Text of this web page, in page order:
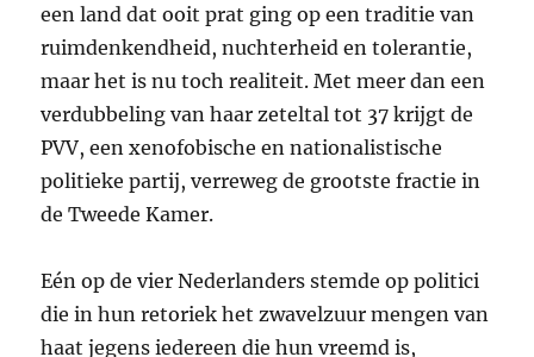
een land dat ooit prat ging op een traditie van
ruimdenkendheid, nuchterheid en tolerantie,
maar het is nu toch realiteit. Met meer dan een
verdubbeling van haar zeteltal tot 37 krijgt de
PVV, een xenofobische en nationalistische
politieke partij, verreweg de grootste fractie in
de Tweede Kamer.
Eén op de vier Nederlanders stemde op politici
die in hun retoriek het zwavelzuur mengen van
haat jegens iedereen die hun vreemd is,